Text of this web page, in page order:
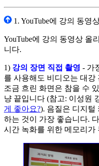
1. YouTube에 강의 동영
YouTube에 강의 동영상 올
니다.
1) 강의 장면 직접 촬영 - 가
를 사용해도 비디오는 대강
조금 흐린 화면은 참을 수
냥 끝입니다 (참고: 이성원
게 좋아요?). 음질은 디지털
하는 것이 가장 좋습니다.
시간 녹화를 위한 메모리가